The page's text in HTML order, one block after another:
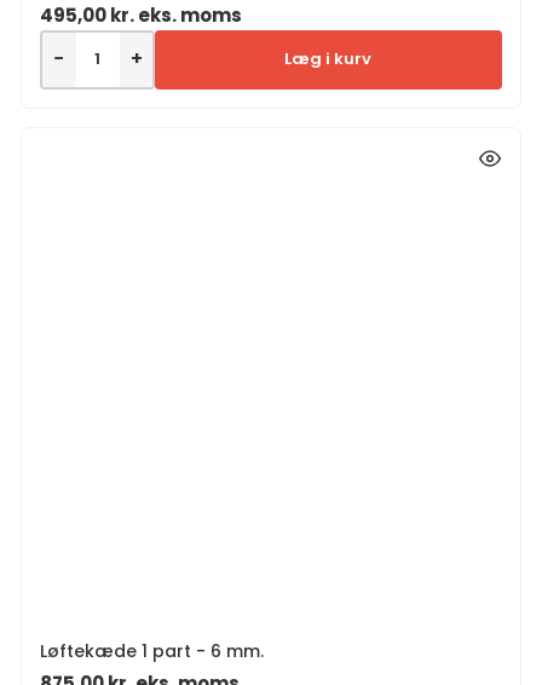
495,00kr.eks. moms
− + Læg i kurv
Løftekæde 1 part - 6 mm.